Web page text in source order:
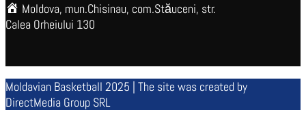
Moldova, mun.Chisinau, com.Stăuceni, str.
Calea Orheiului 130
Moldavian Basketball 2025 | The site was created by
DirectMedia Group SRL